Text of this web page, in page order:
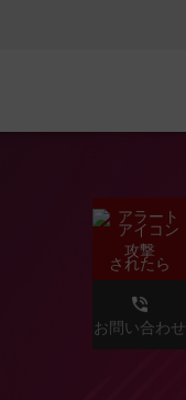
攻撃
されたら
お問い合わせ